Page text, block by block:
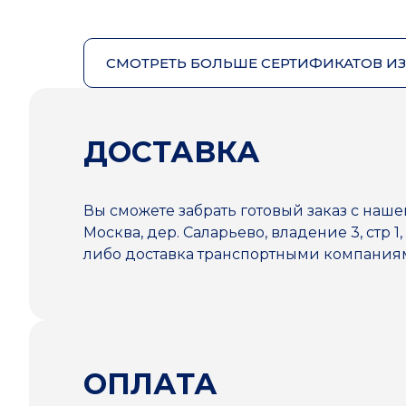
СМОТРЕТЬ БОЛЬШЕ СЕРТИФИКАТОВ
ДОСТАВКА
Вы сможете забрать готовый заказ с
Москва, дер. Саларьево, владение 3, стр 1,
либо доставка транспортными
ОПЛАТА